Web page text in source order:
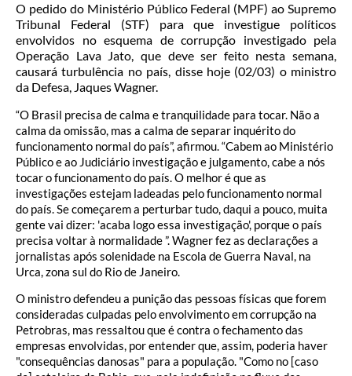
O pedido do Ministério Público Federal (MPF) ao Supremo
Tribunal Federal (STF) para que investigue políticos
envolvidos no esquema de corrupção investigado pela
Operação Lava Jato, que deve ser feito nesta semana,
causará turbulência no país, disse hoje (02/03) o ministro
da Defesa, Jaques Wagner.
“O Brasil precisa de calma e tranquilidade para tocar. Não a
calma da omissão, mas a calma de separar inquérito do
funcionamento normal do país”, afirmou. “Cabem ao Ministério
Público e ao Judiciário investigação e julgamento, cabe a nós
tocar o funcionamento do país. O melhor é que as
investigações estejam ladeadas pelo funcionamento normal
do país. Se começarem a perturbar tudo, daqui a pouco, muita
gente vai dizer: 'acaba logo essa investigação', porque o país
precisa voltar à normalidade ”. Wagner fez as declarações a
jornalistas após solenidade na Escola de Guerra Naval, na
Urca, zona sul do Rio de Janeiro.
O ministro defendeu a punição das pessoas físicas que forem
consideradas culpadas pelo envolvimento em corrupção na
Petrobras, mas ressaltou que é contra o fechamento das
empresas envolvidas, por entender que, assim, poderia haver
"consequências danosas" para a população. "Como no [caso